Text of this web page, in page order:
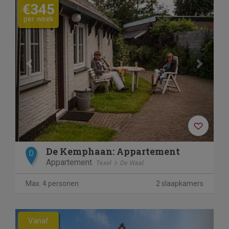
€345
per week
D De Kemphaan: Appartement
Appartement Texel De Waal
Max. 4 personen 2 slaapkamers
Previous
Vanaf